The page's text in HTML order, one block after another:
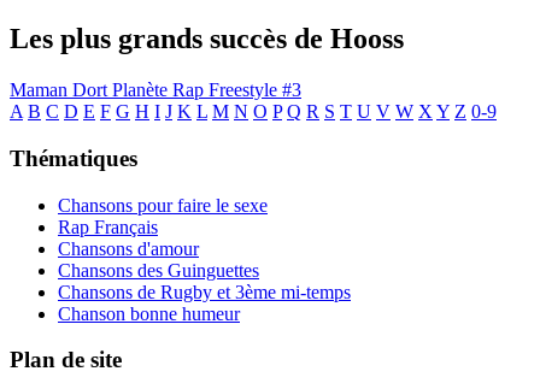
Les plus grands succès de Hooss
Maman Dort Planète Rap Freestyle #3
A B C D E F G H I J K L M N O P Q R S T U V W X Y Z 0-9
Thématiques
Chansons pour faire le sexe
Rap Français
Chansons d'amour
Chansons des Guinguettes
Chansons de Rugby et 3ème mi-temps
Chanson bonne humeur
Plan de site